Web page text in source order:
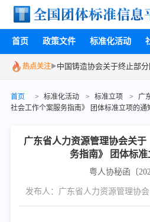
首页 政策文件 标准化活动
热点关注▶
首页 > 标准化活动 > 标准立项 >
广
社会工作个案服务指南》 团体标准立项的通
广东省人力资源管理协会关
务指南》 团体标准
粤人协秘函〔
发布人：广东省人力资源管理协会